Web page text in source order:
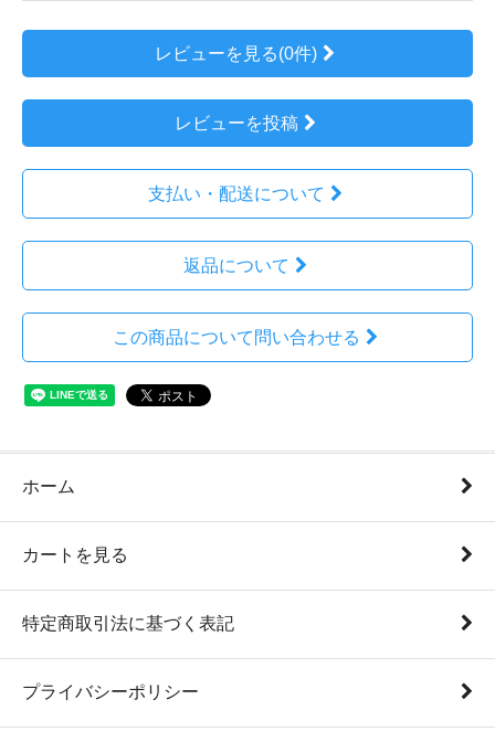
レビューを見る(0件)
レビューを投稿
支払い・配送について
返品について
この商品について問い合わせる
ホーム
カートを見る
特定商取引法に基づく表記
プライバシーポリシー